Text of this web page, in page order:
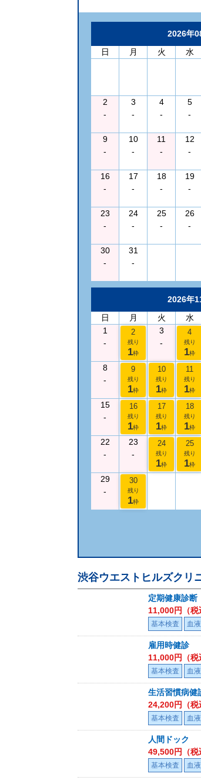
2026年
日
月 火 水
2
-
3
-
4
-
5
-
9
-
10
-
11
-
12
-
16
-
17
-
18
-
19
-
23
-
24
-
25
-
26
-
30
-
31
-
2026年
日
月 火 水
1
-
2
残り
1枠
3
-
4
残り
1枠
8
-
9
残り
1枠
10
残り
1枠
11
残り
1枠
15
-
16
残り
1枠
17
残り
1枠
18
残り
1枠
22
-
23
-
24
残り
1枠
25
残り
1枠
29
-
30
残り
1枠
渋谷ウエストヒルズクリ
定期健康診断
11,000円（税
基本検査 血
雇用時健診
11,000円（税
基本検査 血
生活習慣病健
24,200円（税
基本検査 血
人間ドック
49,500円（税
基本検査 血